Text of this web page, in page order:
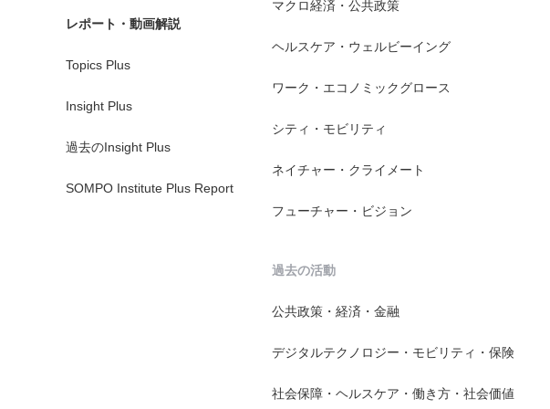
レポート・動画解説
Topics Plus
Insight Plus
過去のInsight Plus
SOMPO Institute Plus Report
マクロ経済・公共政策
ヘルスケア・ウェルビーイング
ワーク・エコノミックグロース
シティ・モビリティ
ネイチャー・クライメート
フューチャー・ビジョン
過去の活動
公共政策・経済・金融
デジタルテクノロジー・モビリティ・保険
社会保障・ヘルスケア・働き方・社会価値